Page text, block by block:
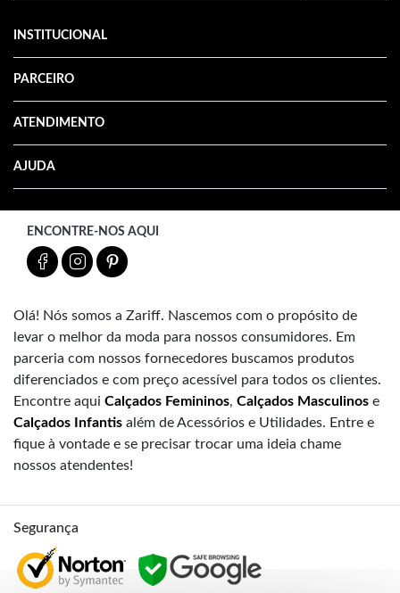
INSTITUCIONAL
PARCEIRO
ATENDIMENTO
AJUDA
ENCONTRE-NOS AQUI
Olá! Nós somos a Zariff. Nascemos com o propósito de
levar o melhor da moda para nossos consumidores. Em
parceria com nossos fornecedores buscamos produtos
diferenciados e com preço acessível para todos os clientes.
Encontre aqui Calçados Femininos, Calçados Masculinos e
Calçados Infantis além de Acessórios e Utilidades. Entre e
fique à vontade e se precisar trocar uma ideia chame
nossos atendentes!
Segurança